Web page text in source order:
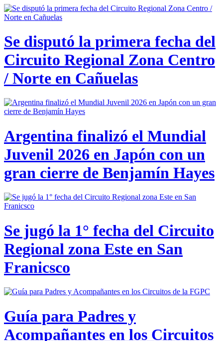
Se disputó la primera fecha del
Circuito Regional Zona Centro
/ Norte en Cañuelas
Argentina finalizó el Mundial
Juvenil 2026 en Japón con un
gran cierre de Benjamín Hayes
Se jugó la 1° fecha del Circuito
Regional zona Este en San
Franicsco
Guía para Padres y
Acompañantes en los Circuitos